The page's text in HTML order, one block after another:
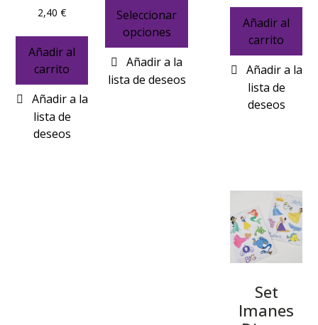
2,40 €
Añadir al
carrito
Añadir al
carrito
Seleccionar
opciones
Set
Imanes